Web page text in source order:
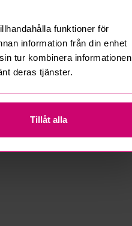
funktioner för
information från din enhet
tur kombinera informationen
deras tjänster.
Tillåt alla